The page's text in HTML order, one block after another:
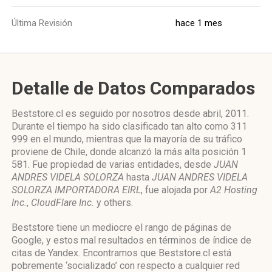
Última Revisión hace 1 mes
Detalle de Datos Comparados
Beststore.cl es seguido por nosotros desde abril, 2011.
Durante el tiempo ha sido clasificado tan alto como 311
999 en el mundo, mientras que la mayoría de su tráfico
proviene de Chile, donde alcanzó la más alta posición 1
581. Fue propiedad de varias entidades, desde JUAN
ANDRES VIDELA SOLORZA hasta JUAN ANDRES VIDELA
SOLORZA IMPORTADORA EIRL, fue alojada porA2 Hosting
Inc., CloudFlare Inc. y others.
Beststore tiene un mediocre el rango de páginas de
Google, y estos mal resultados en términos de índice de
citas de Yandex. Encontramos que Beststore.cl está
pobremente ‘socializado’ con respecto a cualquier red